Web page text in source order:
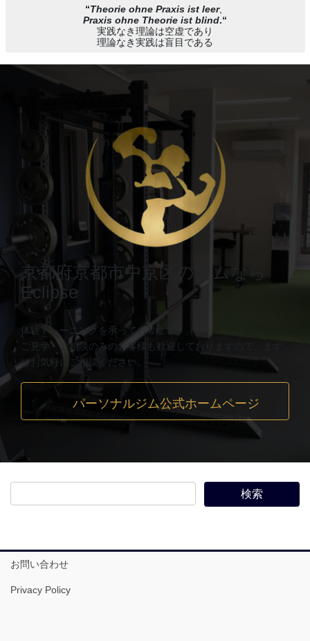
“Theorie ohne Praxis ist leer,
Praxis ohne Theorie ist blind.“
実践なき理論は空虚であり
理論なき実践は盲目である
京都府京都市中京区のジムなら
Eclipse
体験トレーニングを承っております。
ご見学・ご相談のみのお客様も歓迎しておりますので、まず
はお気軽にご相談ください。
パーソナルジム公式ホームページ
お問い合わせ
Privacy Policy